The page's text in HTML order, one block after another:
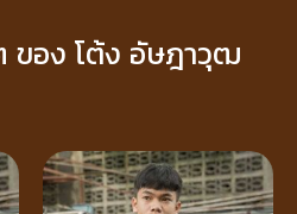
ของ โต้ง อัษฎาวุฒ